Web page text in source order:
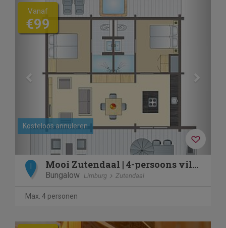
Previous
Kosteloos annuleren
Vanaf
€99
Mooi Zutendaal | 4-persoons villa | 4CJ
Bungalow Limburg Zutendaal
Max. 4 personen